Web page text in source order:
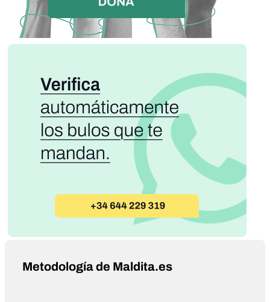
Metodología de Maldita.es